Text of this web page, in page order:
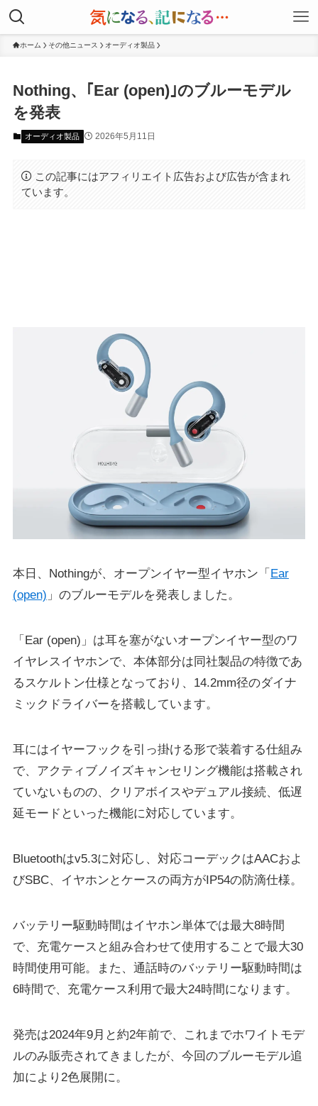
ホーム その他ニュース オーディオ製品
Nothing、｢Ear (open)｣のブルーモデル
を発表
オーディオ製品 2026年5月11日
この記事にはアフィリエイト広告および広告が含まれ
ています。
本日、Nothingが、オープンイヤー型イヤホン「 Ear
(open) 」のブルーモデルを発表しました。
「Ear (open)」は耳を塞がないオープンイヤー型のワ
イヤレスイヤホンで、本体部分は同社製品の特徴であ
るスケルトン仕様となっており、14.2mm径のダイナ
ミックドライバーを搭載しています。
耳にはイヤーフックを引っ掛ける形で装着する仕組み
で、アクティブノイズキャンセリング機能は搭載され
ていないものの、クリアボイスやデュアル接続、低遅
延モードといった機能に対応しています。
Bluetoothはv5.3に対応し、対応コーデックはAACおよ
びSBC、イヤホンとケースの両方がIP54の防滴仕様。
バッテリー駆動時間はイヤホン単体では最大8時間
で、充電ケースと組み合わせて使用することで最大30
時間使用可能。また、通話時のバッテリー駆動時間は
6時間で、充電ケース利用で最大24時間になります。
発売は2024年9月と約2年前で、これまでホワイトモデ
ルのみ販売されてきましたが、今回のブルーモデル追
加により2色展開に。